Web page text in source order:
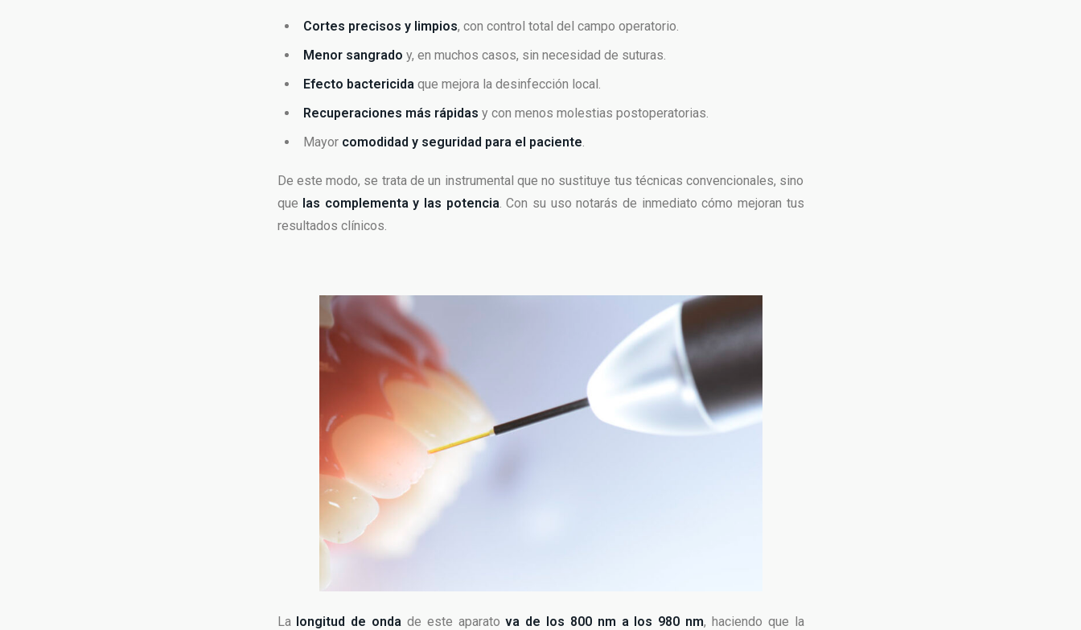
Cortes precisos y limpios, con control total del campo operatorio.
Menor sangrado y, en muchos casos, sin necesidad de suturas.
Efecto bactericidaque mejora la desinfección local.
Recuperaciones más rápidas y con menos molestias postoperatorias.
Mayor comodidad y seguridad para el paciente.
De este modo, se trata de un instrumental que no sustituye tus técnicas convencionales, sino
que las complementa y las potencia. Con su uso notarás de inmediato cómo mejoran tus
resultados clínicos.
La longitud de onda de este aparatova de los 800 nm a los 980 nm, haciendo que la